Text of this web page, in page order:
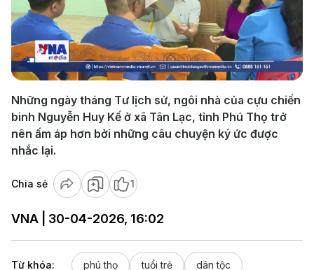
Play
Video
Những ngày tháng Tư lịch sử, ngôi nhà của cựu chiến
binh Nguyễn Huy Kế ở xã Tân Lạc, tỉnh Phú Thọ trở
nên ấm áp hơn bởi những câu chuyện ký ức được
nhắc lại.
Chia sẻ 1
VNA | 30-04-2026, 16:02
Từ khóa: phú thọ tuổi trẻ dân tộc